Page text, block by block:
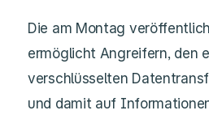
Die am Montag
ermöglicht Angreifern, den
verschlüsselten
und damit auf